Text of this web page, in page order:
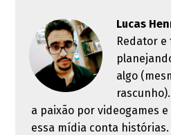
Lucas
Redator
algo
a paixão por videogames
essa mídia conta histórias.